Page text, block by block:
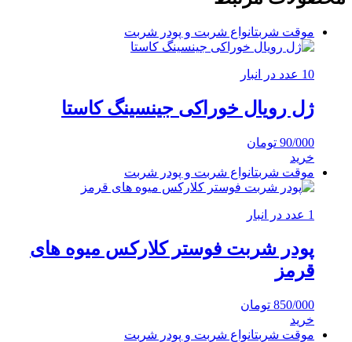
موقت شربتانواع شربت و پودر شربت
10 عدد در انبار
ژل رویال خوراکی جینسینگ کاستا
90/000 تومان
خرید
موقت شربتانواع شربت و پودر شربت
1 عدد در انبار
پودر شربت فوستر کلارکس میوه های
قرمز
850/000 تومان
خرید
موقت شربتانواع شربت و پودر شربت